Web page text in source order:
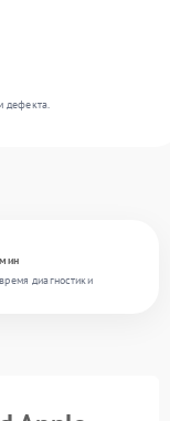
диагностики
дефекта.